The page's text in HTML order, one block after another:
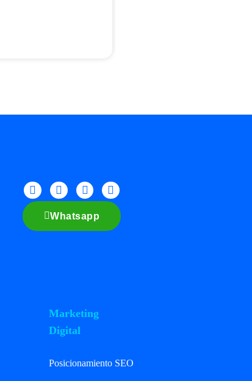
Whatsapp
Marketing
Digital
Posicionamiento SEO